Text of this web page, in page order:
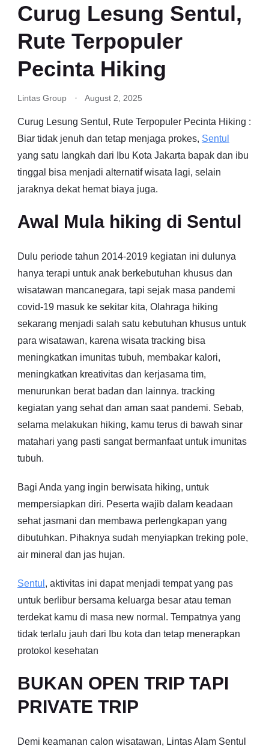
Curug Lesung Sentul,
Rute Terpopuler
Pecinta Hiking
Lintas Group August 2, 2025
Curug Lesung Sentul, Rute Terpopuler Pecinta Hiking :
Biar tidak jenuh dan tetap menjaga prokes, Sentul
yang satu langkah dari Ibu Kota Jakarta bapak dan ibu
tinggal bisa menjadi alternatif wisata lagi, selain
jaraknya dekat hemat biaya juga.
Awal Mula hiking di Sentul
Dulu periode tahun 2014-2019 kegiatan ini dulunya
hanya terapi untuk anak berkebutuhan khusus dan
wisatawan mancanegara, tapi sejak masa pandemi
covid-19 masuk ke sekitar kita, Olahraga hiking
sekarang menjadi salah satu kebutuhan khusus untuk
para wisatawan, karena wisata tracking bisa
meningkatkan imunitas tubuh, membakar kalori,
meningkatkan kreativitas dan kerjasama tim,
menurunkan berat badan dan lainnya. tracking
kegiatan yang sehat dan aman saat pandemi. Sebab,
selama melakukan hiking, kamu terus di bawah sinar
matahari yang pasti sangat bermanfaat untuk imunitas
tubuh.
Bagi Anda yang ingin berwisata hiking, untuk
mempersiapkan diri. Peserta wajib dalam keadaan
sehat jasmani dan membawa perlengkapan yang
dibutuhkan. Pihaknya sudah menyiapkan treking pole,
air mineral dan jas hujan.
Sentul , aktivitas ini dapat menjadi tempat yang pas
untuk berlibur bersama keluarga besar atau teman
terdekat kamu di masa new normal. Tempatnya yang
tidak terlalu jauh dari Ibu kota dan tetap menerapkan
protokol kesehatan
BUKAN OPEN TRIP TAPI
PRIVATE TRIP
Demi keamanan calon wisatawan, Lintas Alam Sentul